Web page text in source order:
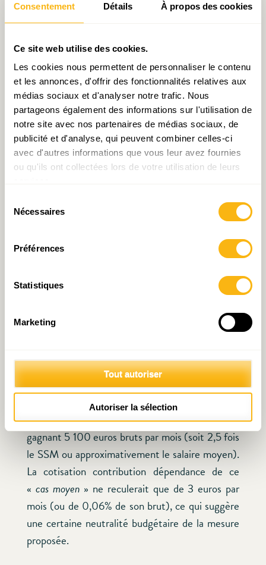
Consentement Détails À propos des cookies
Ce site web utilise des cookies.
Les cookies nous permettent de personnaliser le contenu
et les annonces, d'offrir des fonctionnalités relatives aux
médias sociaux et d'analyser notre trafic. Nous
partageons également des informations sur l'utilisation de
notre site avec nos partenaires de médias sociaux, de
publicité et d'analyse, qui peuvent combiner celles-ci
avec d'autres informations que vous leur avez fournies
ou qu'ils ont collectées lors de votre utilisation de leurs
Nécessaires
Préférences
Statistiques
Marketing
Tout autoriser
Autoriser la sélection
donc une contribution dépendance de 22 euros
Tableau : Base et taux de l’assurance
dépendance (en euros, sauf mention contraire)
Source : Calculs IDEA.
Il est proposé ici d’opérer par rapport à cette
lieu, serait retranchée de la base non plus
seulement le quart du SSM comme
actuellement, mais
de ce dernier. En
deuxième lieu, le taux de la contribution serait
budgétaire lié à la diminution de la base. A titre
d’exemple, un taux porté de 1,4 à 2% compte
tenu de la nouvelle base (réduite) laisserait
pratiquement inchangée la situation d’un salarié
gagnant 5 100 euros bruts par mois (soit 2,5 fois
le SSM ou approximativement le salaire moyen).
La cotisation contribution dépendance de ce
« cas moyen » ne reculerait que de 3 euros par
mois (ou de 0,06% de son brut), ce qui suggère
une certaine neutralité budgétaire de la mesure
proposée.